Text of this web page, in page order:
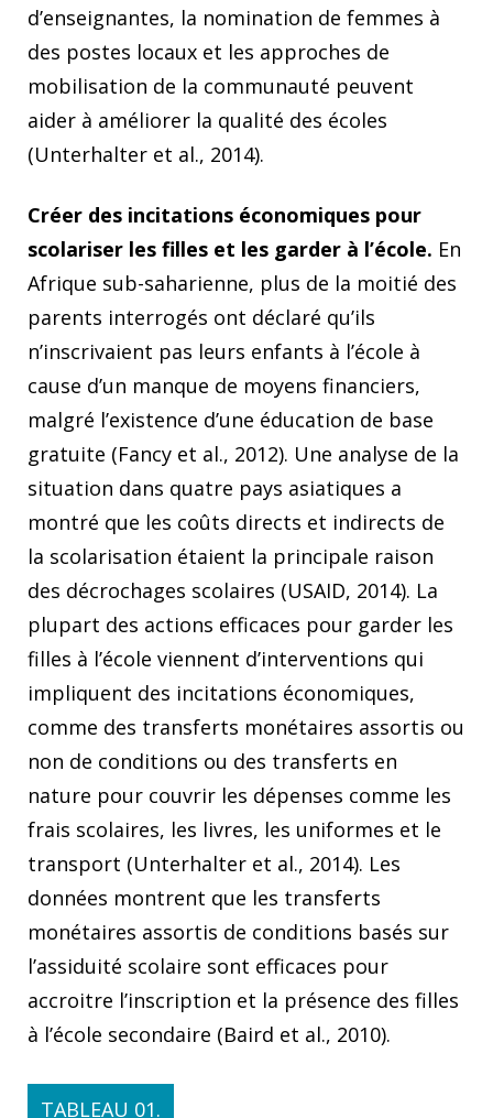
d’enseignantes, la nomination de femmes à
des postes locaux et les approches de
mobilisation de la communauté peuvent
aider à améliorer la qualité des écoles
(Unterhalter et al., 2014).
Créer des incitations économiques pour
scolariser les filles et les garder à l’école. En
Afrique sub-saharienne, plus de la moitié des
parents interrogés ont déclaré qu’ils
n’inscrivaient pas leurs enfants à l’école à
cause d’un manque de moyens financiers,
malgré l’existence d’une éducation de base
gratuite (Fancy et al., 2012). Une analyse de la
situation dans quatre pays asiatiques a
montré que les coûts directs et indirects de
la scolarisation étaient la principale raison
des décrochages scolaires (USAID, 2014). La
plupart des actions efficaces pour garder les
filles à l’école viennent d’interventions qui
impliquent des incitations économiques,
comme des transferts monétaires assortis ou
non de conditions ou des transferts en
nature pour couvrir les dépenses comme les
frais scolaires, les livres, les uniformes et le
transport (Unterhalter et al., 2014). Les
données montrent que les transferts
monétaires assortis de conditions basés sur
l’assiduité scolaire sont efficaces pour
accroitre l’inscription et la présence des filles
à l’école secondaire (Baird et al., 2010).
TABLEAU 01.